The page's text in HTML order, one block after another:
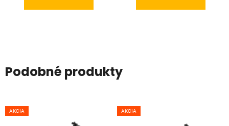
Podobné produkty
AKCIA AKCIA